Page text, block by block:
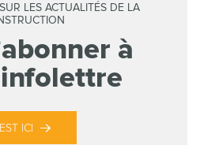
LES ACTUALITÉS DE LA
à
ICI